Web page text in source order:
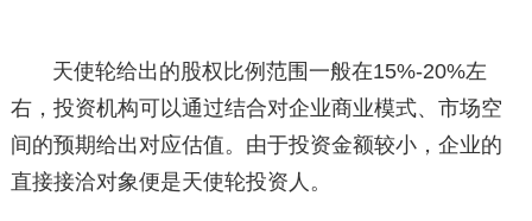
天使轮给出的股权比例范围一般在15%-20%左
右，投资机构可以通过结合对企业商业模式、市场空
间的预期给出对应估值。由于投资金额较小，企业的
直接接洽对象便是天使轮投资人。